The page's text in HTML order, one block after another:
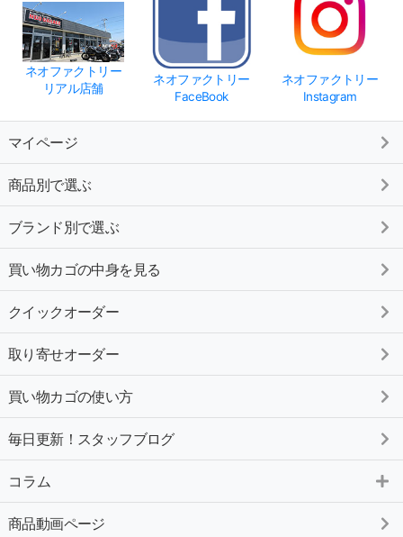
ネオファクトリー
リアル店舗
ネオファクトリー
FaceBook
ネオファクトリー
Instagram
マイページ
商品別で選ぶ
ブランド別で選ぶ
買い物カゴの中身を見る
クイックオーダー
取り寄せオーダー
買い物カゴの使い方
毎日更新！スタッフブログ
コラム
商品動画ページ